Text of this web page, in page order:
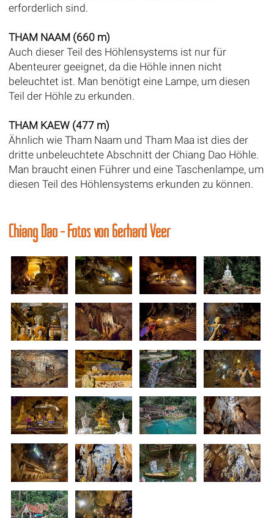
erforderlich sind.
THAM NAAM (660 m)
Auch dieser Teil des Höhlensystems ist nur für
Abenteurer geeignet, da die Höhle innen nicht
beleuchtet ist. Man benötigt eine Lampe, um diesen
Teil der Höhle zu erkunden.
THAM KAEW (477 m)
Ähnlich wie Tham Naam und Tham Maa ist dies der
dritte unbeleuchtete Abschnitt der Chiang Dao Höhle.
Man braucht einen Führer und eine Taschenlampe, um
diesen Teil des Höhlensystems erkunden zu können.
Chiang Dao - Fotos von Gerhard Veer